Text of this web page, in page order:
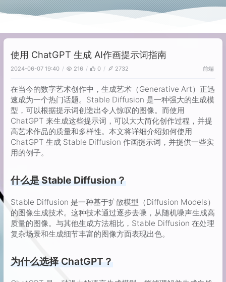
使用 ChatGPT 生成 AI作画提示词指南
2024-06-07 19:40 216 0 2732 前端
在当今的数字艺术创作中，生成艺术（Generative Art）正迅
速成为一个热门话题。Stable Diffusion 是一种强大的生成模
型，可以根据提示词创造出令人惊叹的图像。而使用
ChatGPT 来生成这些提示词，可以大大简化创作过程，并提
高艺术作品的质量和多样性。本文将详细介绍如何使用
ChatGPT 生成 Stable Diffusion 作画提示词，并提供一些实
用的例子。
什么是 Stable Diffusion？
Stable Diffusion 是一种基于扩散模型（Diffusion Models）
的图像生成技术。这种技术通过逐步去噪，从随机噪声生成高
质量的图像。与其他生成方法相比，Stable Diffusion 在处理
复杂场景和生成细节丰富的图像方面表现出色。
为什么选择 ChatGPT？